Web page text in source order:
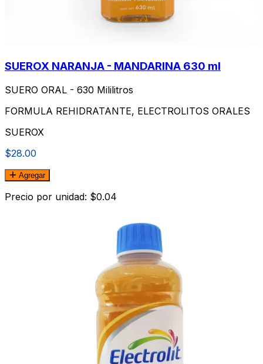
SUEROX NARANJA - MANDARINA 630 ml
SUERO ORAL - 630 Mililitros
FORMULA REHIDRATANTE, ELECTROLITOS ORALES
SUEROX
$28.00
Agregar
Precio por unidad: $0.04